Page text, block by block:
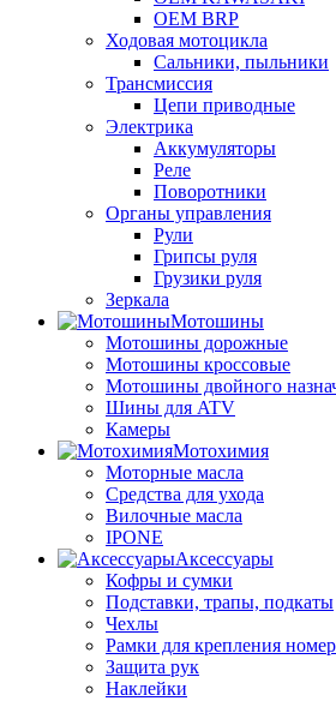
OEM BRP
Ходовая мотоцикла
Сальники, пыльники
Трансмиссия
Цепи приводные
Электрика
Аккумуляторы
Реле
Поворотники
Органы управления
Рули
Грипсы руля
Грузики руля
Зеркала
Мотошины
Мотошины дорожные
Мотошины кроссовые
Мотошины двойного
Шины для ATV
Камеры
Мотохимия
Моторные масла
Средства для ухода
Вилочные масла
IPONE
Аксессуары
Кофры и сумки
Подставки, трапы, подкаты
Чехлы
Рамки для крепления
Защита рук
Наклейки